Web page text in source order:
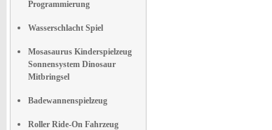
Programmierung
Wasserschlacht Spiel
Mosasaurus Kinderspielzeug
Sonnensystem Dinosaur
Mitbringsel
Badewannenspielzeug
Roller Ride-On Fahrzeug